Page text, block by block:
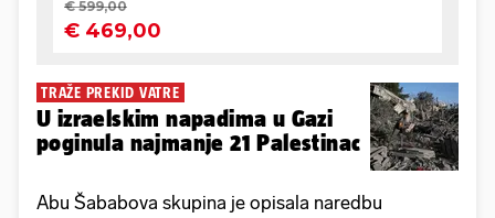
TRAŽE PREKID VATRE
U izraelskim napadima u Gazi
poginula najmanje 21 Palestinac
Abu Šababova skupina je opisala naredbu